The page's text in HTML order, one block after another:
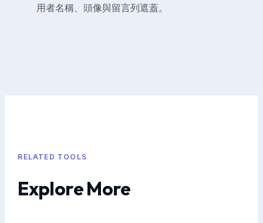
用者名稱、頭像與留言列遮蓋。
RELATED TOOLS
Explore More